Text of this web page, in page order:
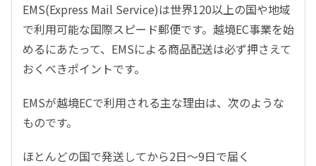
EMS(Express Mail Service)は世界120以上の国や地域
で利用可能な国際スピード郵便です。越境EC事業を始
めるにあたって、EMSによる商品配送は必ず押さえて
おくべきポイントです。
EMSが越境ECで利用される主な理由は、次のような
ものです。
ほとんどの国で発送してから2日～9日で届く